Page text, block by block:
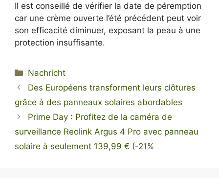
Il est conseillé de vérifier la date de péremption
car une crème ouverte l’été précédent peut voir
son efficacité diminuer, exposant la peau à une
protection insuffisante.
Kategorien
Nachricht
Des Européens transforment leurs clôtures
grâce à des panneaux solaires abordables
Prime Day : Profitez de la caméra de
surveillance Reolink Argus 4 Pro avec panneau
solaire à seulement 139,99 € (-21%